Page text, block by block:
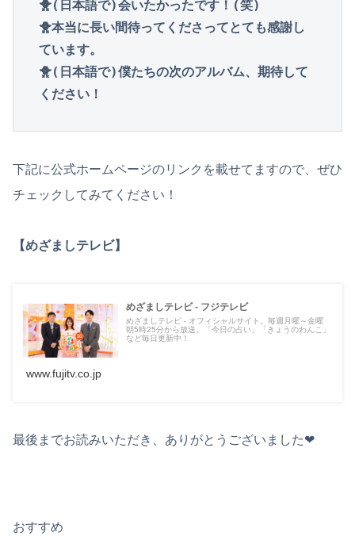
🐥(日本語で)会いたかったです！(笑)
🐥本当に長い間待ってくださってとても感謝し
ています。
🐥(日本語で)僕たちの次のアルバム、期待して
ください！
下記に公式ホームページのリンクを載せてますので、ぜひ
チェックしてみてください！
【めざましテレビ】
めざましテレビ - フジテレビ
めざましテレビ - オフィシャルサイト。毎週月曜～金曜
朝5時25分から放送。「今日の占い」「きょうのわんこ」
など毎日更新中！
www.fujitv.co.jp
最後までお読みいただき、ありがとうございました❤︎
おすすめ